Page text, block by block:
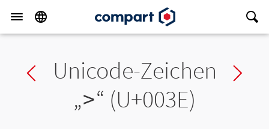
Previous char
Unicode-Zeichen
„>“ (U+003E)